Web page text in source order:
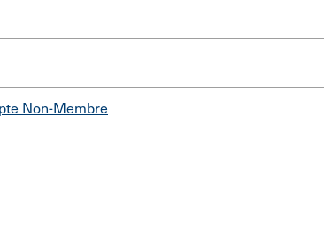
Non-Membre